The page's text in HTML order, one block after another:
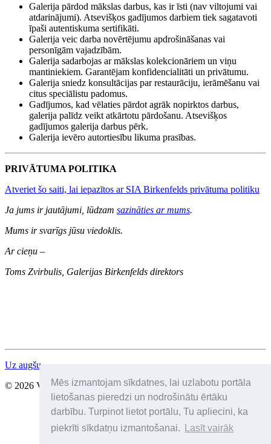
Mēs izmantojam sīkdatnes, lai uzlabotu portāla
lietošanas pieredzi un nodrošinātu ērtāku
darbību. Turpinot lietot portālu, Tu apliecini, ka
piekrīti sīkdatņu izmantošanai.
Lasīt vairāk
Galerija pārdod mākslas darbus, kas ir īsti (nav viltojumi vai
atdarinājumi). Atsevišķos gadījumos darbiem tiek sagatavoti
īpaši autentiskuma sertifikāti.
Galerija veic darba novērtējumu apdrošināšanas vai
personīgām vajadzībām.
Galerija sadarbojas ar mākslas kolekcionāriem un viņu
mantiniekiem. Garantējam konfidencialitāti un privātumu.
Galerija sniedz konsultācijas par restaurāciju, ierāmēšanu vai
citus speciālistu padomus.
Gadījumos, kad vēlaties pārdot agrāk nopirktos darbus,
galerija palīdz veikt atkārtotu pārdošanu. Atsevišķos
gadījumos galerija darbus pērk.
Galerija ievēro autortiesību likuma prasības.
PRIVĀTUMA POLITIKA
Atveriet šo saiti, lai iepazītos ar SIA Birkenfelds privātuma politiku
Ja jums ir jautājumi, lūdzam sazināties ar mums.
Mums ir svarīgs jūsu viedoklis.
Ar cieņu –
Toms Zvirbulis, Galerijas Birkenfelds direktors
Uz augšu
© 2026 Visas tiesības aizsargātas. SIA Birkenfelds